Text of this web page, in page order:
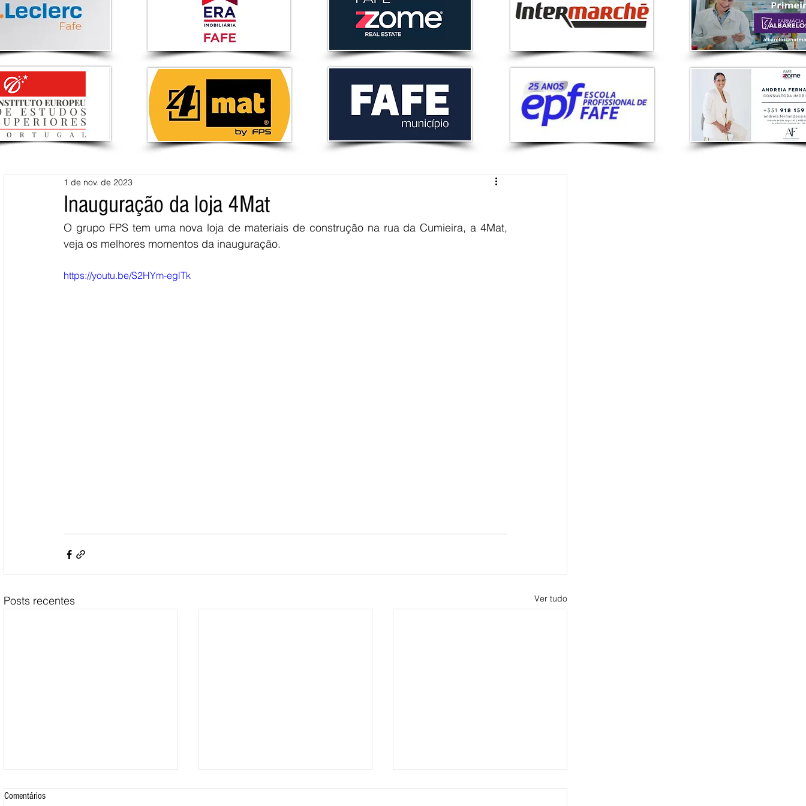
Inauguração da loja 4Mat
1 de nov. de 2023
O grupo FPS tem uma nova loja de materiais de construção na rua da Cumieira, a 4Mat,
veja os melhores momentos da inauguração.
https://youtu.be/S2HYm-eglTk
Posts recentes Ver tudo
Comentários